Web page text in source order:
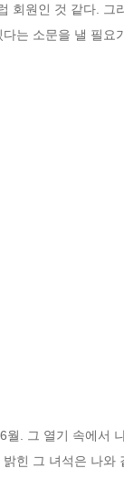
회원인 것 같다.
는 소문을 낼 필
월. 그 열기 속에
힌 그 녀석은 나